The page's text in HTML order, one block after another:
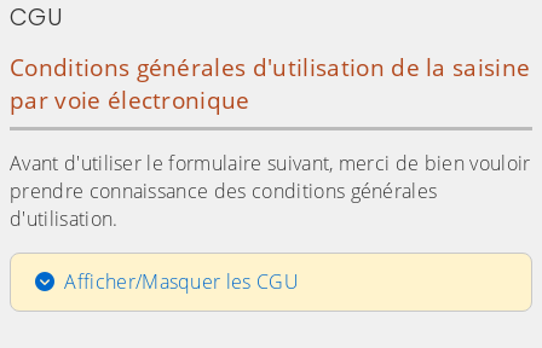
CGU
Conditions générales d'utilisation de la saisine
par voie électronique
Avant d'utiliser le formulaire suivant, merci de bien vouloir
prendre connaissance des conditions générales
d'utilisation.
Afficher/Masquer les CGU